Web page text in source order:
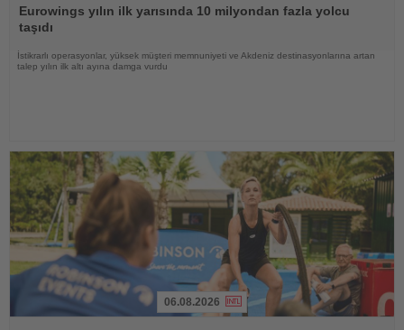
Oku
Eurowings yılın ilk yarısında 10 milyondan fazla yolcu
taşıdı
İstikrarlı operasyonlar, yüksek müşteri memnuniyeti ve Akdeniz destinasyonlarına artan
talep yılın ilk altı ayına damga vurdu
06.08.2026